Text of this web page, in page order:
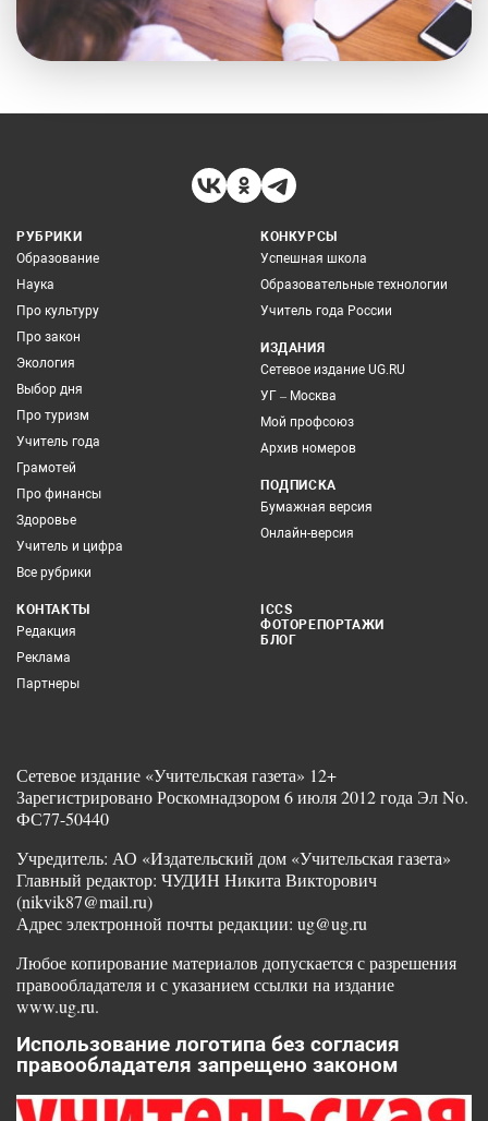
РУБРИКИ
Образование
Наука
Про культуру
Про закон
Экология
Выбор дня
Про туризм
Учитель года
Грамотей
Про финансы
Здоровье
Учитель и цифра
Все рубрики
КОНКУРСЫ
Успешная школа
Образовательные технологии
Учитель года России
ИЗДАНИЯ
Сетевое издание UG.RU
УГ – Москва
Мой профсоюз
Архив номеров
ПОДПИСКА
Бумажная версия
Онлайн-версия
КОНТАКТЫ
Редакция
Реклама
Партнеры
ICCS
ФОТОРЕПОРТАЖИ
БЛОГ
Сетевое издание «Учительская газета» 12+
Зарегистрировано Роскомнадзором 6 июля 2012 года Эл No.
ФС77-50440
Учредитель: АО «Издательский дом «Учительская газета»
Главный редактор: ЧУДИН Никита Викторович
(nikvik87@mail.ru)
Адрес электронной почты редакции: ug@ug.ru
Любое копирование материалов допускается с разрешения
правообладателя и с указанием ссылки на издание
www.ug.ru.
Использование логотипа без согласия
правообладателя запрещено законом